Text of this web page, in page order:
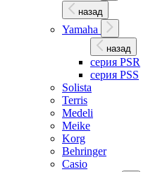
назад
Yamaha
назад
серия PSR
серия PSS
Solista
Terris
Medeli
Meike
Korg
Behringer
Casio